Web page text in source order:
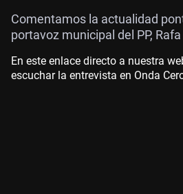
Comentamos la actualidad
portavoz municipal del PP,
En este enlace directo a nuestra
escuchar la entrevista en Onda